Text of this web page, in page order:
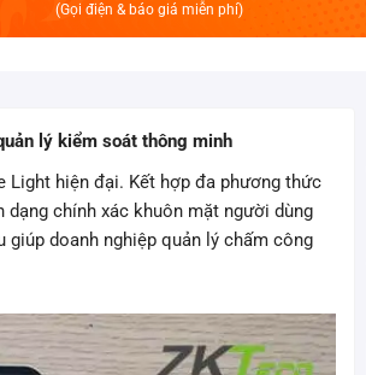
(Gọi điện & báo giá miễn phí)
lý kiểm soát thông minh
Light hiện đại. Kết hợp đa phương thức
dạng chính xác khuôn mặt người dùng
giúp doanh nghiệp quản lý chấm công